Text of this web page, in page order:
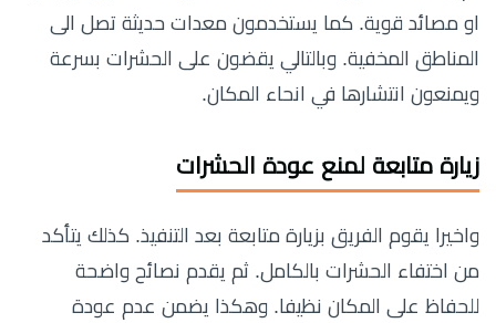
او مصائد قوية. كما يستخدمون معدات حديثة تصل الى
المناطق المخفية. وبالتالي يقضون على الحشرات بسرعة
ويمنعون انتشارها في انحاء المكان.
زيارة متابعة لمنع عودة الحشرات
واخيرا يقوم الفريق بزيارة متابعة بعد التنفيذ. كذلك يتأكد
من اختفاء الحشرات بالكامل. ثم يقدم نصائح واضحة
للحفاظ على المكان نظيفا. وهكذا يضمن عدم عودة